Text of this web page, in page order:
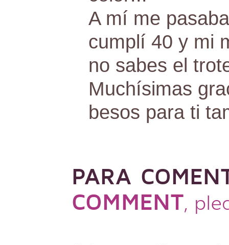
A mí me
cumplí 40 y mi
no sabes el
Muchísimas
besos para ti
PARA
COMMENT,